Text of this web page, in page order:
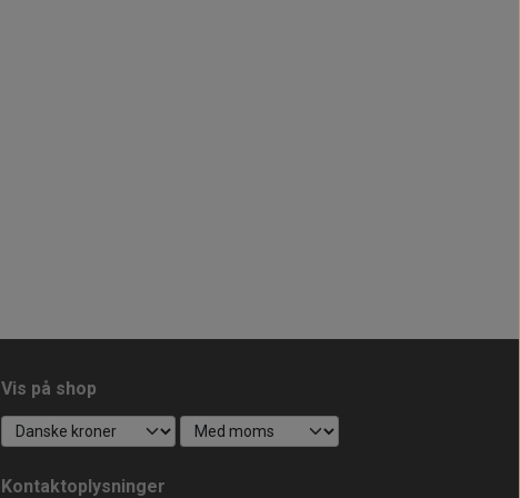
Vis på shop
Kontaktoplysninger